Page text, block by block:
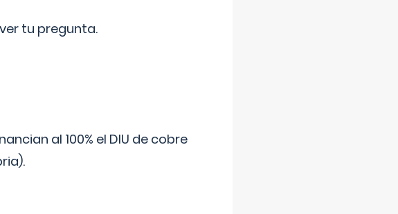
tu pregunta.
al 100% el DIU de cobre